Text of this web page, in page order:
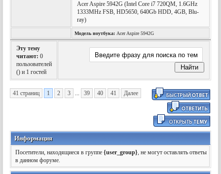
Acer Aspire 5942G (Intel Core i7 720QM, 1.6GHz
1333MHz FSB, HD5650, 640Gb HDD, 4GB, Blu-
ray)
Модель ноутбука: Acer Aspire 5942G
Эту тему
читают: 0
пользователей
() и 1 гостей
41 страниц 1 2 3 ... 39 40 41 Далее
Информация
Посетители, находящиеся в группе{user_group}, не могут оставлять ответы
в данном форуме.